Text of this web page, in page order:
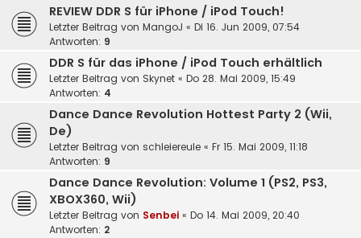
REVIEW DDR S für iPhone / iPod Touch!
Letzter Beitrag von MangoJ « Di 16. Jun 2009, 07:54
Antworten: 9
DDR S für das iPhone / iPod Touch erhältlich
Letzter Beitrag von Skynet « Do 28. Mai 2009, 15:49
Antworten: 4
Dance Dance Revolution Hottest Party 2 (Wii,
De)
Letzter Beitrag von schleiereule « Fr 15. Mai 2009, 11:18
Antworten: 9
Dance Dance Revolution: Volume 1 (PS2, PS3,
XBOX360, Wii)
Letzter Beitrag von Senbei « Do 14. Mai 2009, 20:40
Antworten: 2